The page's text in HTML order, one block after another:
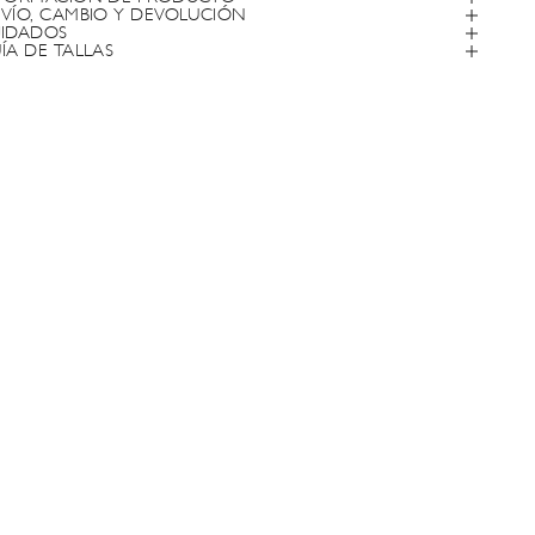
CAMBIO Y DEVOLUCIÓN
DE TALLAS